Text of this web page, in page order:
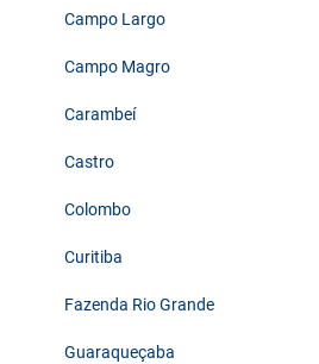
Campo Largo
Campo Magro
Carambeí
Castro
Colombo
Curitiba
Fazenda Rio Grande
Guaraqueçaba